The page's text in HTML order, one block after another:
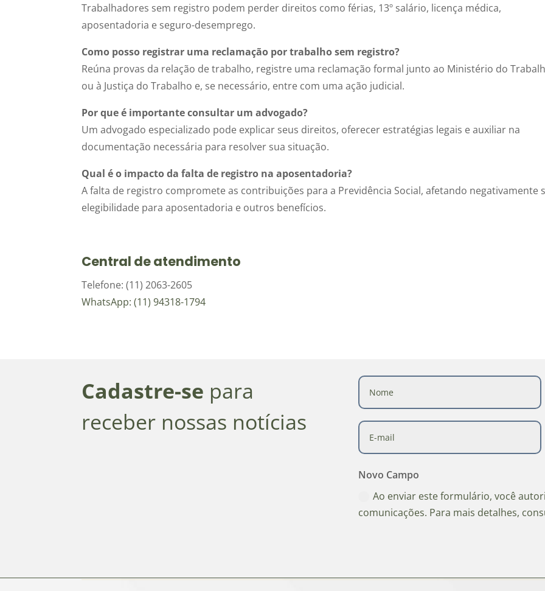
Trabalhadores sem registro podem perder direitos como férias, 13º salário, licença médica,
aposentadoria e seguro-desemprego.
Como posso registrar uma reclamação por trabalho sem registro?
Reúna provas da relação de trabalho, registre uma reclamação formal junto ao Ministério do
ou à Justiça do Trabalho e, se necessário, entre com uma ação judicial.
Por que é importante consultar um advogado?
Um advogado especializado pode explicar seus direitos, oferecer estratégias legais e auxiliar na
documentação necessária para resolver sua situação.
Qual é o impacto da falta de registro na aposentadoria?
A falta de registro compromete as contribuições para a Previdência Social, afetando negativamente
elegibilidade para aposentadoria e outros benefícios.
Central de atendimento
Telefone: (11) 2063-2605
WhatsApp: (11) 94318-1794
Cadastre-se para
receber nossas notícias
Novo Campo
Ao enviar este formulário, você
comunicações. Para mais detalhes,